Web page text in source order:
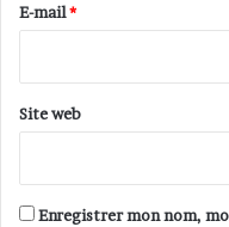
e
E-mail*
Site web
Enregistrer mon nom,